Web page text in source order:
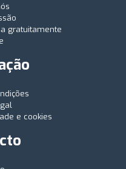
gratuitamente
e cookies